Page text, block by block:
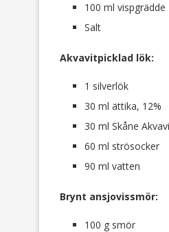
100 ml vispgrädde
Salt
Akvavitpicklad lök:
1 silverlök
30 ml ättika, 12%
30 ml Skåne
60 ml strösocker
90 ml vatten
Brynt ansjovissmör:
100 g smör